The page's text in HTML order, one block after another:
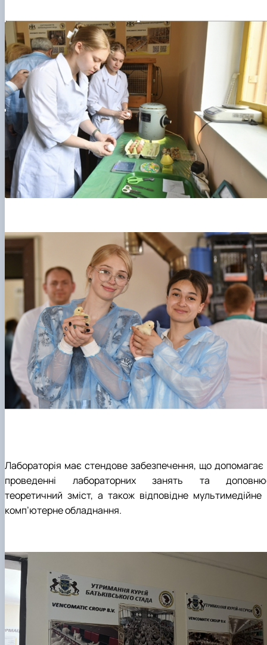
Лабораторія має стендове забезпечення, що допомагає
проведенні лабораторних занять та
теоретичний зміст, а також відповідне мультимедійне
комп’ютерне обладнання.